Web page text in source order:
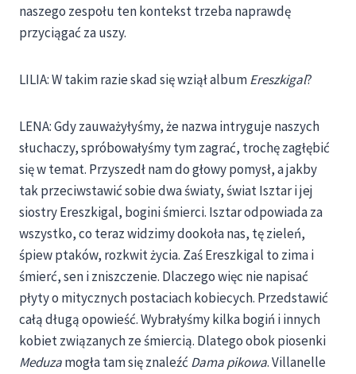
naszego zespołu ten kontekst trzeba naprawdę
przyciągać za uszy.
LILIA: W takim razie skad się wziął albumEreszkigal?
LENA: Gdy zauważyłyśmy, że nazwa intryguje naszych
słuchaczy, spróbowałyśmy tym zagrać, trochę zagłębić
się w temat. Przyszedł nam do głowy pomysł, a jakby
tak przeciwstawić sobie dwa światy, świat Isztar i jej
siostry Ereszkigal, bogini śmierci. Isztar odpowiada za
wszystko, co teraz widzimy dookoła nas, tę zieleń,
śpiew ptaków, rozkwit życia. Zaś Ereszkigal to zima i
śmierć, sen i zniszczenie. Dlaczego więc nie napisać
płyty o mitycznych postaciach kobiecych. Przedstawić
całą długą opowieść. Wybrałyśmy kilka bogiń i innych
kobiet związanych ze śmiercią. Dlatego obok piosenki
Meduzamogła tam się znaleźć Dama pikowa. Villanelle